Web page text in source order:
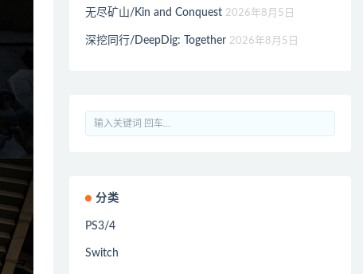
无尽矿山/Kin and Conquest 2026年8月5日
深挖同行/DeepDig: Together 2026年8月5日
分类
PS3/4
Switch